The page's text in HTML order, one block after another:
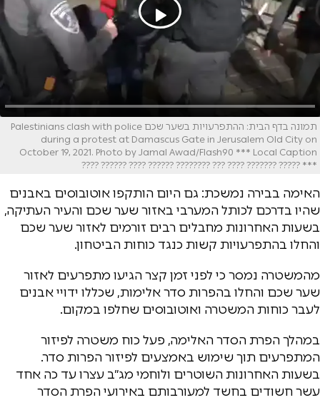
תמונה בדף הבית: ההתפרעויות בשער שכם Palestinians clash with police
during a protest at Damascus Gate in Jerusalem Old City on
October 19, 2021. Photo by Jamal Awad/Flash90 *** Local Caption
*** ????? ??????? ???? ??? ???????? ?????? ???? ?????? ????
האימה בבירה נמשכת: גם היום הותקפו אוטובוסים באבנים
שהיו בדרכם לכותל המערבי באזור שער שכם והעיר העתיקה,
בשעות האחרונות מחבלים רבים זורמים לאזור שער שכם
והחלו בהתפרעויות קשות כנגד כוחות הביטחון.
מהמשטרה נמסר כי לפני זמן קצר הגיעו מתפרעים לאזור
שער שכם והחלו בהפרות סדר אלימות, שכללו ידויי אבנים
לעבר כוחות המשטרה ואוטובוסים שחלפו במקום.
במהלך הפרת הסדר האלימה, פעל כוח משטרה לפיזור
המתפרעים תוך שימוש באמצעים לפיזור הפרות סדר.
בשעות האחרונות השוטרים ולוחמי מג״ב עצרו עד כה אחד
עשר חשודים בחשד למעורבותם באירועי הפרת הסדר